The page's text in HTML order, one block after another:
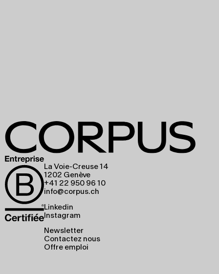
La Voie-Creuse 14
1202 Genève
+41 22 950 96 10
info@corpus.ch
Linkedin
Instagram
Newsletter
Contactez nous
Offre emploi